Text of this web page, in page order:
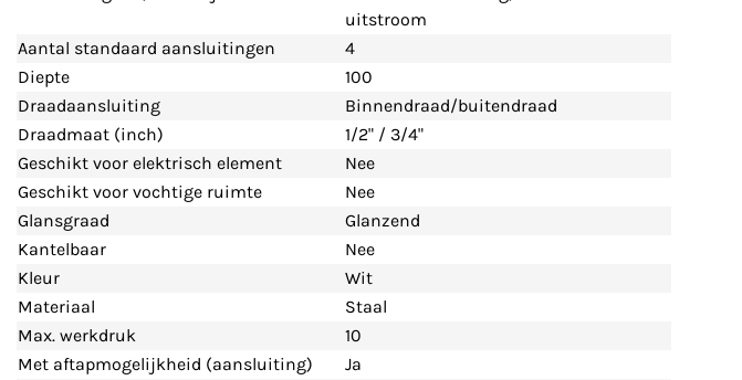
uitstroom
Aantal standaard aansluitingen
4
Diepte
100
Draadaansluiting
Binnendraad/buitendraad
Draadmaat (inch)
1/2" / 3/4"
Geschikt voor elektrisch element
Nee
Geschikt voor vochtige ruimte
Nee
Glansgraad
Glanzend
Kantelbaar
Nee
Kleur
Wit
Materiaal
Staal
Max. werkdruk
10
Met aftapmogelijkheid (aansluiting)
Ja